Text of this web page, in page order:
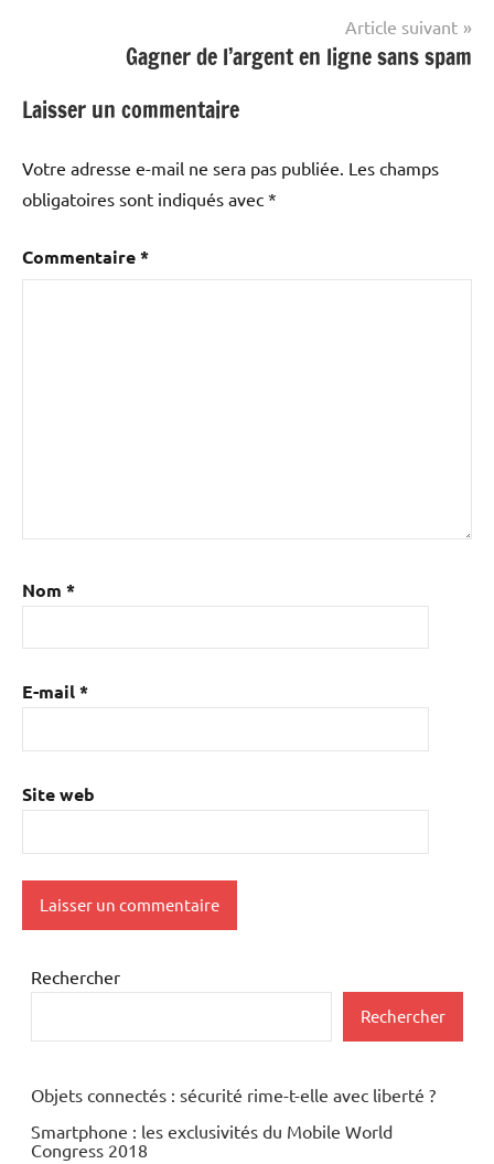
Article suivant
Gagner de l’argent en ligne sans spam
Laisser un commentaire
Votre adresse e-mail ne sera pas publiée. Les champs
obligatoires sont indiqués avec *
Commentaire*
Nom *
E-mail*
Site web
Rechercher
Rechercher
Objets connectés : sécurité rime-t-elle avec liberté ?
Smartphone : les exclusivités du Mobile World
Congress 2018